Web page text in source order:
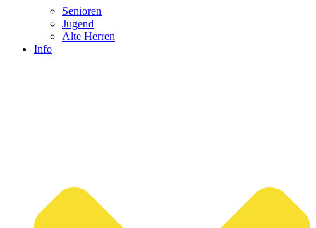
Senioren
Jugend
Alte Herren
Info